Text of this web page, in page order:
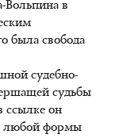
Вольпина в
была свобода
судебно-
судьбы
ссылке он
любой формы